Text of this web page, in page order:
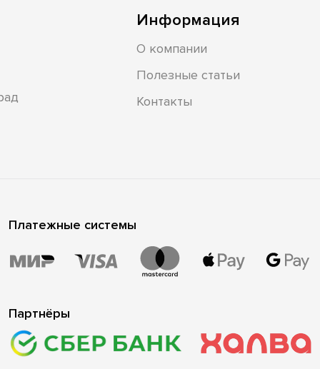
Информация
О компании
Полезные статьи
Контакты
Платежные системы
Партнёры